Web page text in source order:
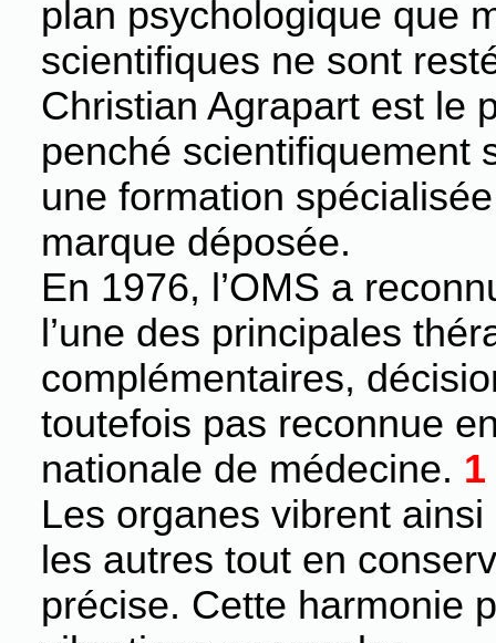
plan psychologique que
scientifiques ne sont
Christian Agrapart est le
penché scientifiquement
une formation
marque déposée.
En 1976, l’OMS a
l’une des principales
complémentaires,
toutefois pas reconnue
nationale de médecine. 1
Les organes vibrent
les autres tout en
précise. Cette harmonie